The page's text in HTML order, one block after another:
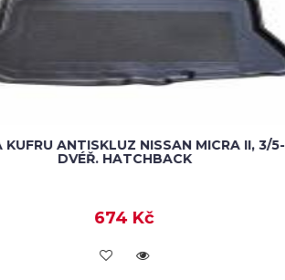
ANTISKLUZ NISSAN MICRA II, 3/5-
DVÉŘ. HATCHBACK
674 Kč
KOUPIT